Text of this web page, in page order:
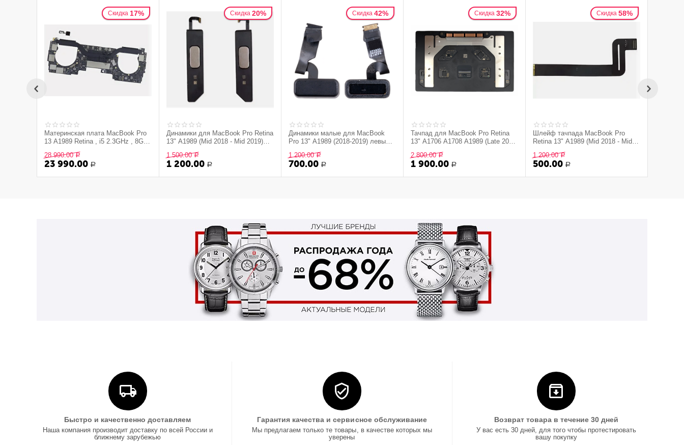
Скидка 17%
Материнская плата MacBook Pro
13 A1989 Retina , i5 2.3GHz , 8Gb ,
2018 (снятая с устройства, FMI -
Off) + Touch id
28 990.00 Р
23 990.00 Р
Скидка 20%
Динамики для MacBook Pro Retina
13" A1989 (Mid 2018 - Mid 2019)
устройства, б/у)
1 500.00 Р
1 200.00 Р
Скидка 42%
Динамики малые для MacBook
Pro 13" A1989 (2018-2019) левый и
1 200.00 Р
700.00 Р
Скидка 32%
Тачпад для MacBook Pro Retina
13" A1706 A1708 A1989 (Late 2016
2 800.00 Р
1 900.00 Р
Скидка 58%
Шлейф тачпада MacBook Pro
Retina 13" A1989 (Mid 2018 - Mid
1 200.00 Р
500.00 Р
Быстро и качественно доставляем
Наша компания производит доставку по всей России и
ближнему зарубежью
Гарантия качества и сервисное обслуживание
Мы предлагаем только те товары, в качестве которых мы
уверены
Возврат товара в течение 30 дней
У вас есть 30 дней, для того чтобы протестировать
вашу покупку